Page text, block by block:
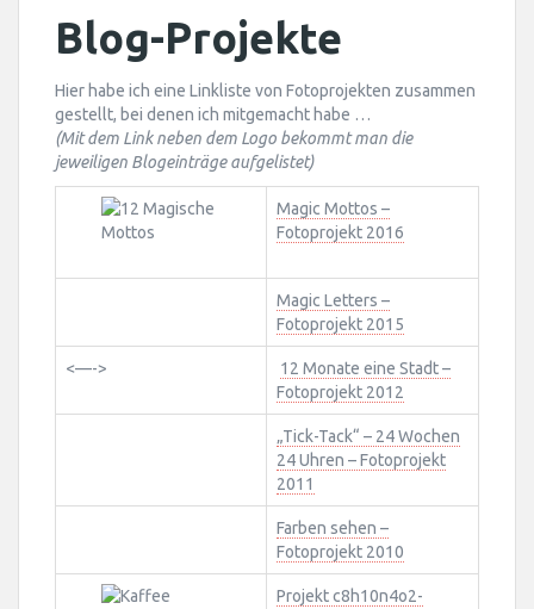
Blog-Projekte
Hier habe ich eine Linkliste von Fotoprojekten zusammen
gestellt, bei denen ich mitgemacht habe …
(Mit dem Link neben dem Logo bekommt man die
jeweiligen Blogeinträge aufgelistet)
Magic Mottos –
Fotoprojekt 2016
Magic Letters –
Fotoprojekt 2015
<—->
12 Monate eine Stadt –
Fotoprojekt 2012
„Tick-Tack“ – 24 Wochen
24 Uhren – Fotoprojekt
2011
Farben sehen –
Fotoprojekt 2010
Projekt c8h10n4o2-